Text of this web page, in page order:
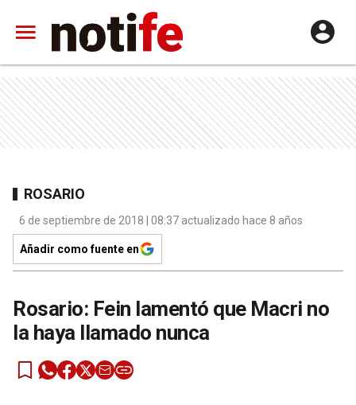
ROSARIO
6 de septiembre de 2018 | 08:37 actualizado hace 8 años
Añadir como fuente en
Rosario: Fein lamentó que Macri no
la haya llamado nunca